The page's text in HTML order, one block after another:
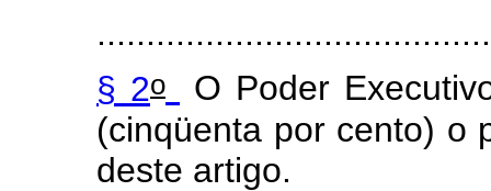
§ 2o
O Poder
(cinqüenta por cento) o
deste artigo.